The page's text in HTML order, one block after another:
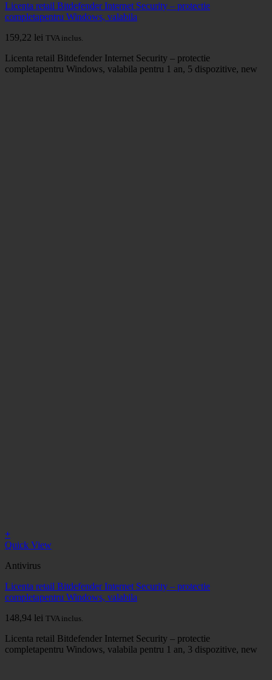
Licenta retail Bitdefender Internet Security – protectie
completapentru Windows, valabila
159,22 lei TVA inclus.
Licenta retail Bitdefender Internet Security – protectie
completapentru Windows, valabila pentru 1 an, 5 dispozitive, new
+
Quick View
Antivirus
Licenta retail Bitdefender Internet Security – protectie
completapentru Windows, valabila
148,94 lei TVA inclus.
Licenta retail Bitdefender Internet Security – protectie
completapentru Windows, valabila pentru 1 an, 3 dispozitive, new